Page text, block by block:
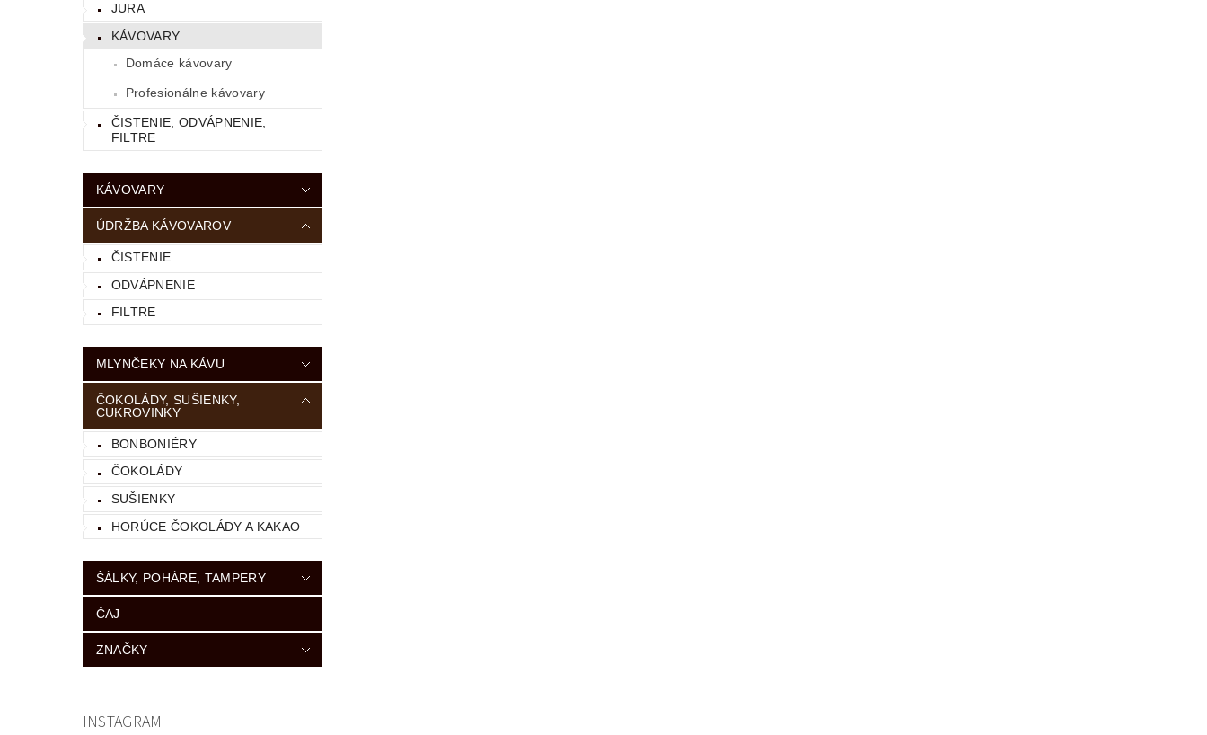
JURA
KÁVOVARY
Domáce kávovary
Profesionálne kávovary
ČISTENIE, ODVÁPNENIE,
FILTRE
KÁVOVARY
ÚDRŽBA KÁVOVAROV
ČISTENIE
ODVÁPNENIE
FILTRE
MLYNČEKY NA KÁVU
ČOKOLÁDY, SUŠIENKY,
CUKROVINKY
BONBONIÉRY
ČOKOLÁDY
SUŠIENKY
HORÚCE ČOKOLÁDY A KAKAO
ŠÁLKY, POHÁRE, TAMPERY
ČAJ
ZNAČKY
INSTAGRAM